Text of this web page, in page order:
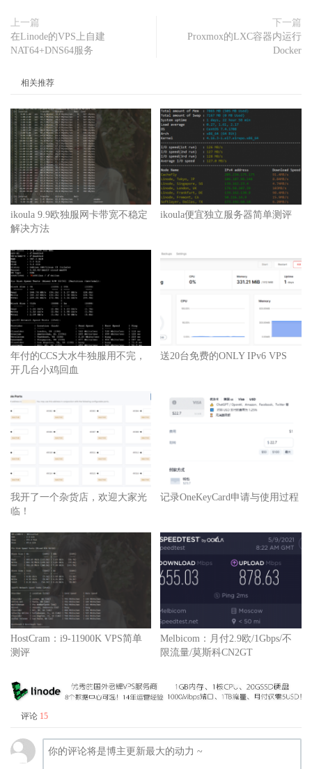
上一篇
在Linode的VPS上自建
NAT64+DNS64服务
下一篇
Proxmox的LXC容器内运行
Docker
相关推荐
ikoula 9.9欧独服网卡带宽不稳定
解决方法
ikoula便宜独立服务器简单测评
年付的CCS大水牛独服用不完，
开几台小鸡回血
送20台免费的ONLY IPv6 VPS
我开了一个杂货店，欢迎大家光
临！
记录OneKeyCard申请与使用过程
HostCram：i9-11900K VPS简单
测评
Melbicom：月付2.9欧/1Gbps/不
限流量/莫斯科CN2GT
评论 15